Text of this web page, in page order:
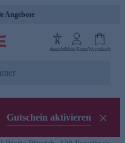
Angebote
AnsichtMein KontoWarenkorb
Gutschein aktivieren